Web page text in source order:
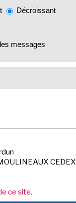
Décroissant
messages
CEDEX
ce site.